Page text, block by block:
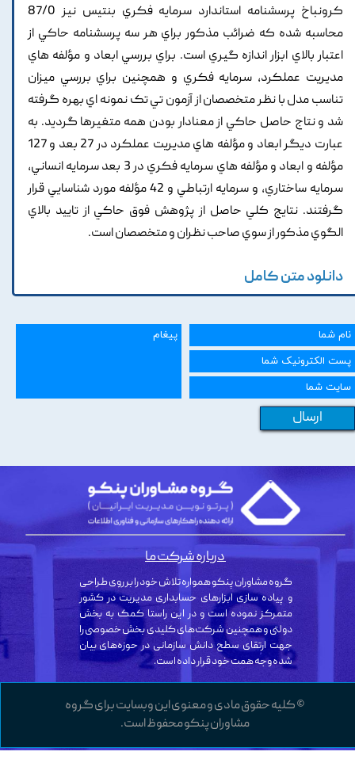
کرونباخ پرسشنامه استاندارد سرمايه فکري بنتيس نيز 87/0
محاسبه شده که ضرائب مذکور براي هر سه پرسشنامه حاکي از
اعتبار بالاي ابزار اندازه گيري است. براي بررسي ابعاد و مؤلفه هاي
مديريت عملکرد, سرمايه فکري و همچنين براي بررسي ميزان
تناسب مدل با نظر متخصصان از آزمون تي تک نمونه اي بهره گرفته
شد و نتاج حاصل حاکي از معنادار بودن همه متغيرها گرديد. به
عبارت ديگر ابعاد و مؤلفه هاي مديريت عملکرد در 27 بعد و 127
مؤلفه و ابعاد و مؤلفه هاي سرمايه فکري در 3 بعد سرمايه انساني,
سرمايه ساختاري, و سرمايه ارتباطي و 42 مؤلفه مورد شناسايي قرار
گرفتند. نتايج کلي حاصل از پژوهش فوق حاکي از تاييد بالاي
الگوي مذکور از سوي صاحب نظران و متخصصان است.
دانلود متن کامل
ارسال
© کلیه حقوق مادی و معنوی این وبسایت برای گروه
مشاوران پنکو محفوظ است.
گروه مشاوران پنکو همواره تلاش خود را بر روی طراحی
و پیاده سازی ابزارهای حسابداری مدیریت در کشور
متمرکز نموده است و در این راستا کمک به بخش
دولتی و همچنین شرکت‌های کلیدی بخش خصوصی را
جهت ارتقای سطح دانش سازمانی در حوزه‌های بیان
شده وجه همت خود قرار داده است.
درباره شرکت ما